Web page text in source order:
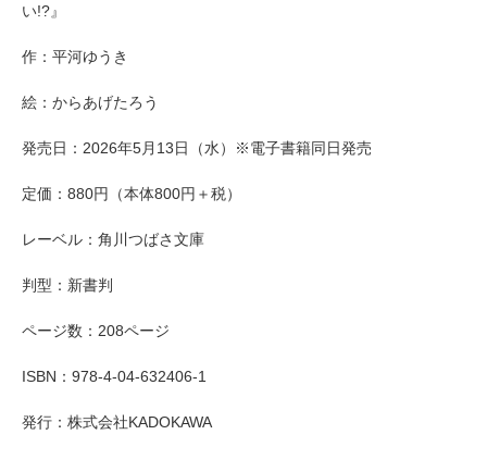
い!?』
作：平河ゆうき
絵：からあげたろう
発売日：2026年5月13日（水）※電子書籍同日発売
定価：880円（本体800円＋税）
レーベル：角川つばさ文庫
判型：新書判
ページ数：208ページ
ISBN：978-4-04-632406-1
発行：株式会社KADOKAWA